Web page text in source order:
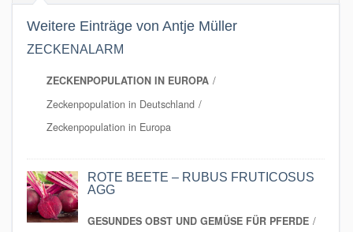
Weitere Einträge von Antje Müller
ZECKENALARM
ZECKENPOPULATION IN EUROPA
Zeckenpopulation in Deutschland
Zeckenpopulation in Europa
ROTE BEETE – RUBUS FRUTICOSUS
AGG
GESUNDES OBST UND GEMÜSE FÜR PFERDE